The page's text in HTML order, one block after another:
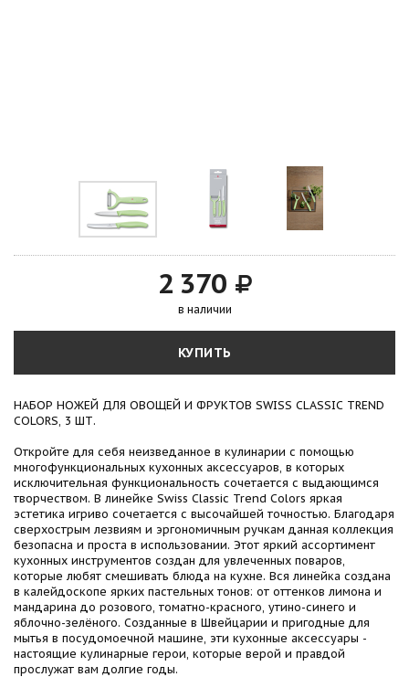
2 370
в наличии
КУПИТЬ
НАБОР НОЖЕЙ ДЛЯ ОВОЩЕЙ И ФРУКТОВ SWISS CLASSIC TREND
COLORS, 3 ШТ.
Откройте для себя неизведанное в кулинарии с помощью
многофункциональных кухонных аксессуаров, в которых
исключительная функциональность сочетается с выдающимся
творчеством. В линейке Swiss Classic Trend Colors яркая
эстетика игриво сочетается с высочайшей точностью. Благодаря
сверхострым лезвиям и эргономичным ручкам данная коллекция
безопасна и проста в использовании. Этот яркий ассортимент
кухонных инструментов создан для увлеченных поваров,
которые любят смешивать блюда на кухне. Вся линейка создана
в калейдоскопе ярких пастельных тонов: от оттенков лимона и
мандарина до розового, томатно-красного, утино-синего и
яблочно-зелёного. Созданные в Швейцарии и пригодные для
мытья в посудомоечной машине, эти кухонные аксессуары -
настоящие кулинарные герои, которые верой и правдой
прослужат вам долгие годы.